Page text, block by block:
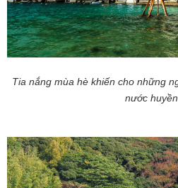
Tia nắng mùa hè khiến cho những
nước